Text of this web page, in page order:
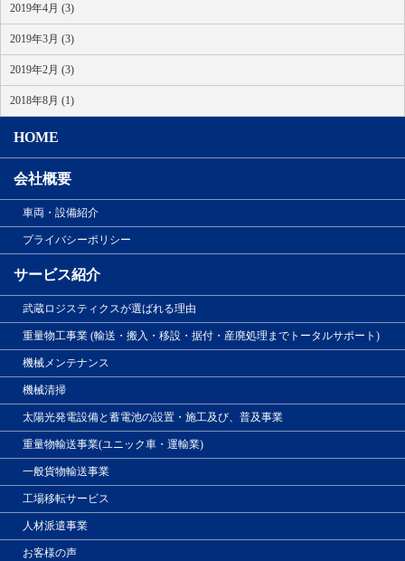
2019年4月 (3)
2019年3月 (3)
2019年2月 (3)
2018年8月 (1)
HOME
会社概要
車両・設備紹介
プライバシーポリシー
サービス紹介
武蔵ロジスティクスが選ばれる理由
重量物工事業 (輸送・搬入・移設・据付・産廃処理までトータルサポート)
機械メンテナンス
機械清掃
太陽光発電設備と蓄電池の設置・施工及び、普及事業
重量物輸送事業(ユニック車・運輸業)
一般貨物輸送事業
工場移転サービス
人材派遣事業
お客様の声